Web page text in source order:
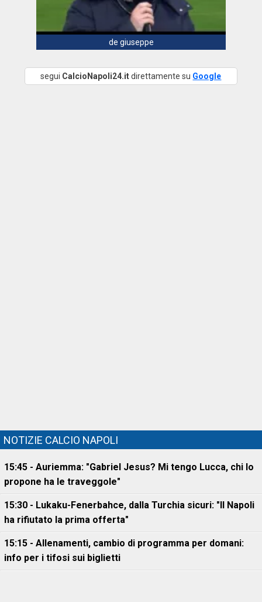
de giuseppe
segui CalcioNapoli24.itdirettamente su Google
NOTIZIE CALCIO NAPOLI
15:45 - Auriemma: "Gabriel Jesus? Mi tengo Lucca, chi lo
propone ha le traveggole"
15:30 - Lukaku-Fenerbahce, dalla Turchia sicuri: "Il Napoli
ha rifiutato la prima offerta"
15:15 - Allenamenti, cambio di programma per domani:
info per i tifosi sui biglietti